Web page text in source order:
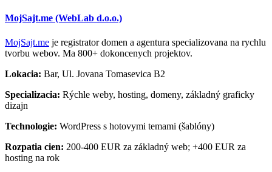
MojSajt.me (WebLab d.o.o.)
MojSajt.me je registrator domen a agentura specializovana na rychlu
tvorbu webov. Ma 800+ dokoncenych projektov.
Lokacia: Bar, Ul. Jovana Tomasevica B2
Specializacia: Rýchle weby, hosting, domeny, základný graficky
dizajn
Technologie: WordPress s hotovymi temami (šablóny)
Rozpatia cien: 200-400 EUR za základný web; +400 EUR za
hosting na rok